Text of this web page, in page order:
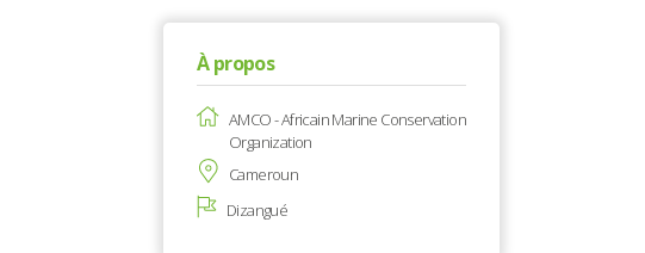
À propos
AMCO - Africain Marine Conservation
Organization
Cameroun
Dizangué